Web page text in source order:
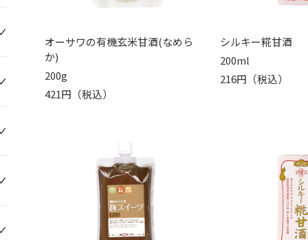
オーサワの有機玄米甘酒(なめら
か)
200g
421円（税込）
シルキー糀甘酒
200ml
216円（税込）